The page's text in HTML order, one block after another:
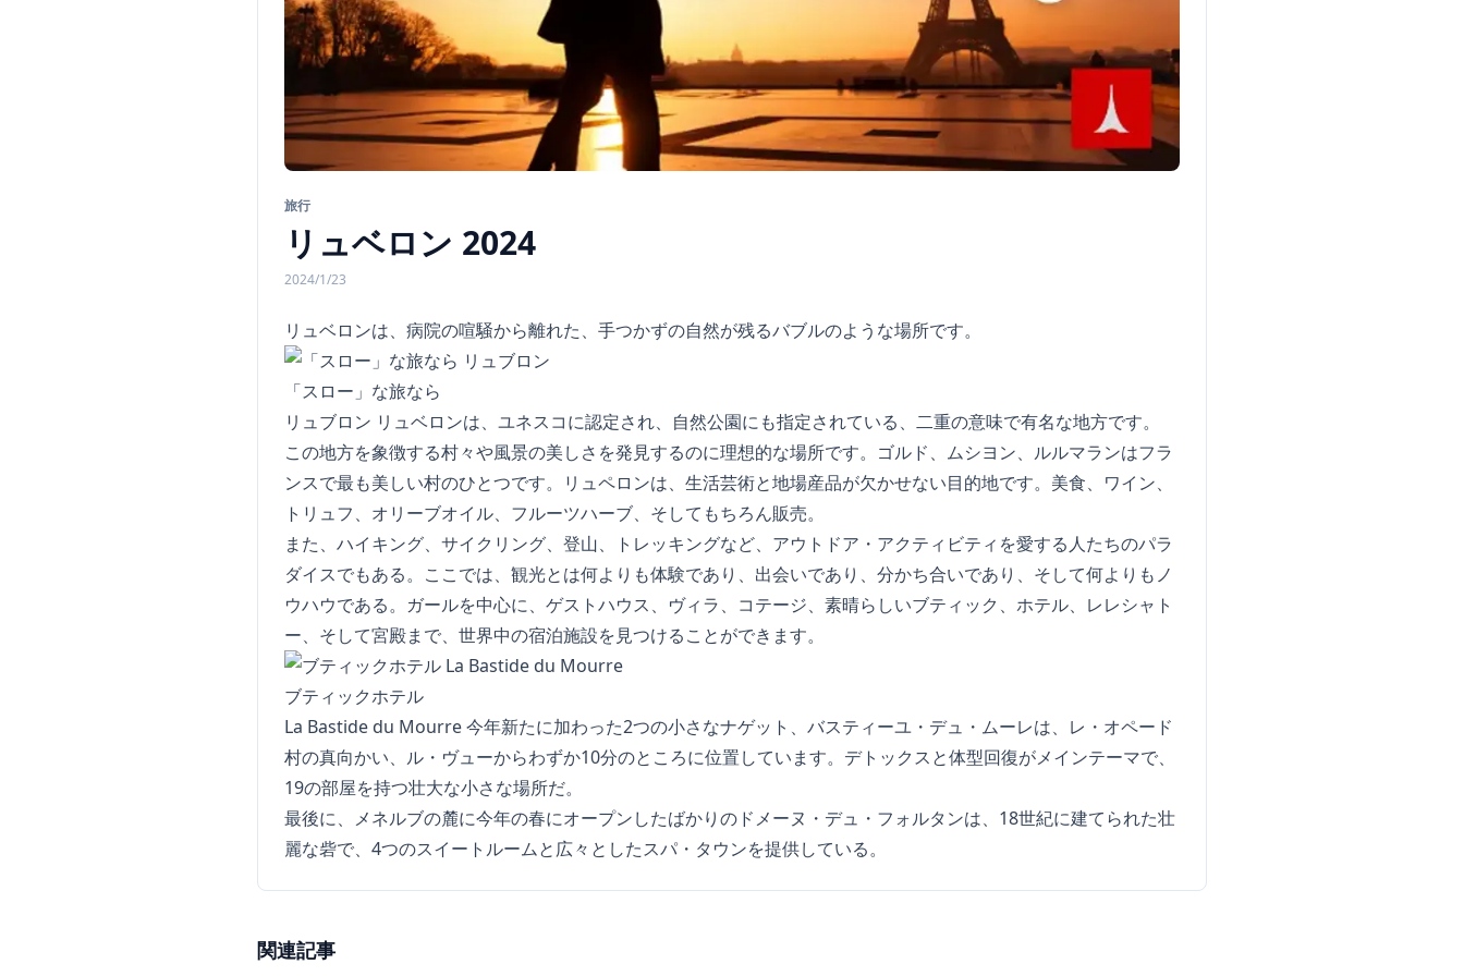
旅行
リュベロン 2024
2024/1/23
リュベロンは、病院の喧騒から離れた、手つかずの自然が残るバブルのような場所です。
「スロー」な旅なら
リュブロン リュベロンは、ユネスコに認定され、自然公園にも指定されている、二重の意味で有名な地方です。
この地方を象徴する村々や風景の美しさを発見するのに理想的な場所です。ゴルド、ムシヨン、ルルマランはフラ
ンスで最も美しい村のひとつです。リュペロンは、生活芸術と地場産品が欠かせない目的地です。美食、ワイン、
トリュフ、オリーブオイル、フルーツハーブ、そしてもちろん販売。
また、ハイキング、サイクリング、登山、トレッキングなど、アウトドア・アクティビティを愛する人たちのパラ
ダイスでもある。ここでは、観光とは何よりも体験であり、出会いであり、分かち合いであり、そして何よりもノ
ウハウである。ガールを中心に、ゲストハウス、ヴィラ、コテージ、素晴らしいブティック、ホテル、レレシャト
ー、そして宮殿まで、世界中の宿泊施設を見つけることができます。
ブティックホテル
La Bastide du Mourre 今年新たに加わった2つの小さなナゲット、バスティーユ・デュ・ムーレは、レ・オペード
村の真向かい、ル・ヴューからわずか10分のところに位置しています。デトックスと体型回復がメインテーマで、
19の部屋を持つ壮大な小さな場所だ。
最後に、メネルブの麓に今年の春にオープンしたばかりのドメーヌ・デュ・フォルタンは、18世紀に建てられた壮
麗な砦で、4つのスイートルームと広々としたスパ・タウンを提供している。
関連記事